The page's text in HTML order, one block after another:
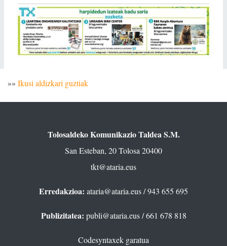
»» Ikusi aldizkari guztiak
Tolosaldeko Komunikazio Taldea S.M.
San Esteban, 20 Tolosa 20400
tkt@ataria.eus
Erredakzioa: ataria@ataria.eus/ 943 655 695
Publizitatea: publi@ataria.eus/ 661 678 818
Codesyntaxek garatua